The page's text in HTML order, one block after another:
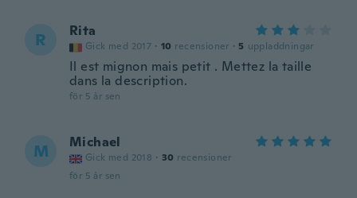
R Rita
Gick med 2017 · 10 recensioner · 5 uppladdningar
Il est mignon mais petit . Mettez la taille
dans la description.
för 5 år sen
M Michael
Gick med 2018 · 30 recensioner
för 5 år sen